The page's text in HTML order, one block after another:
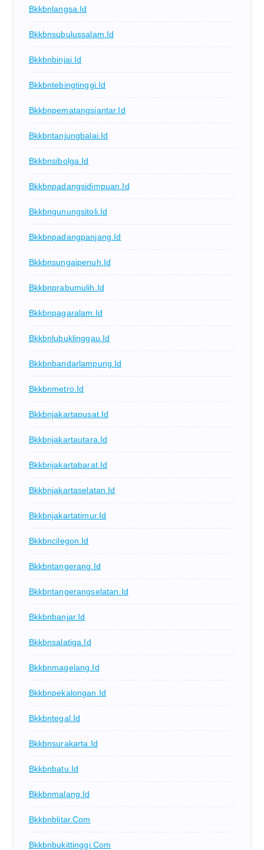
Bkkbnlangsa.id
Bkkbnsubulussalam.id
Bkkbnbinjai.id
Bkkbntebingtinggi.id
Bkkbnpematangsiantar.id
Bkkbntanjungbalai.id
Bkkbnsibolga.id
Bkkbnpadangsidimpuan.id
Bkkbngunungsitoli.id
Bkkbnpadangpanjang.id
Bkkbnsungaipenuh.id
Bkkbnprabumulih.id
Bkkbnpagaralam.id
Bkkbnlubuklinggau.id
Bkkbnbandarlampung.id
Bkkbnmetro.id
Bkkbnjakartapusat.id
Bkkbnjakartautara.id
Bkkbnjakartabarat.id
Bkkbnjakartaselatan.id
Bkkbnjakartatimur.id
Bkkbncilegon.id
Bkkbntangerang.id
Bkkbntangerangselatan.id
Bkkbnbanjar.id
Bkkbnsalatiga.id
Bkkbnmagelang.id
Bkkbnpekalongan.id
Bkkbntegal.id
Bkkbnsurakarta.id
Bkkbnbatu.id
Bkkbnmalang.id
Bkkbnblitar.com
Bkkbnbukittinggi.com